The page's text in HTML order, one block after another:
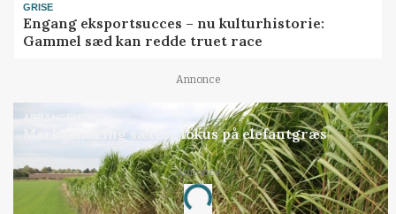
GRISE
Engang eksportsucces – nu kulturhistorie:
Gammel sæd kan redde truet race
Annonce
ARRANGEMENT
Markvandring sætter fokus på elefantgræs
Annonce
Loading...